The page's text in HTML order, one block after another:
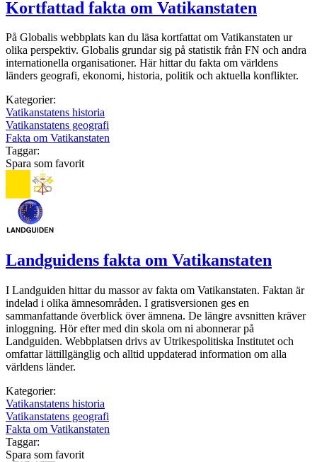
Kortfattad fakta om Vatikanstaten
På Globalis webbplats kan du läsa kortfattat om Vatikanstaten ur
olika perspektiv. Globalis grundar sig på statistik från FN och andra
internationella organisationer. Här hittar du fakta om världens
länders geografi, ekonomi, historia, politik och aktuella konflikter.
Kategorier:
Vatikanstatens historia
Vatikanstatens geografi
Fakta om Vatikanstaten
Taggar:
Spara som favorit
Landguidens fakta om Vatikanstaten
I Landguiden hittar du massor av fakta om Vatikanstaten. Faktan är
indelad i olika ämnesområden. I gratisversionen ges en
sammanfattande överblick över ämnena. De längre avsnitten kräver
inloggning. Hör efter med din skola om ni abonnerar på
Landguiden. Webbplatsen drivs av Utrikespolitiska Institutet och
omfattar lättillgänglig och alltid uppdaterad information om alla
världens länder.
Kategorier:
Vatikanstatens historia
Vatikanstatens geografi
Fakta om Vatikanstaten
Taggar:
Spara som favorit